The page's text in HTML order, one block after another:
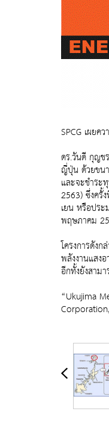
SPCG เผย
ดร.วันดี กุญช
ญี่ปุ่น ด้วยขน
และจะชำระ
2563) ซึ่งครั้
เยน หรือปร
พฤษภาคม
โครงการดัง
พลังงานแสง
อีกทั้งยังสาม
“Ukujima